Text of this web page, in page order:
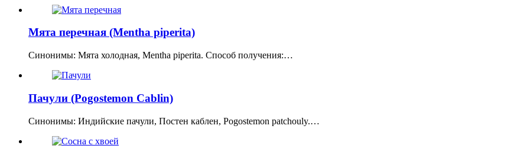
Мята перечная (Mentha piperita)
Синонимы: Мята холодная, Mentha piperita. Способ получения:…
Пачули (Pogostemon Cablin)
Синонимы: Индийские пачули, Постен каблен, Pogostemon patchouly.…